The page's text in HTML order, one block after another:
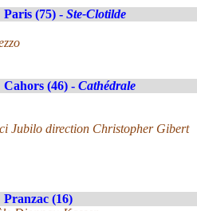
Paris (75) - Ste-Clotilde
Cahors (46) - Cathédrale
Jubilo direction Christopher Gibert
Pranzac (16)